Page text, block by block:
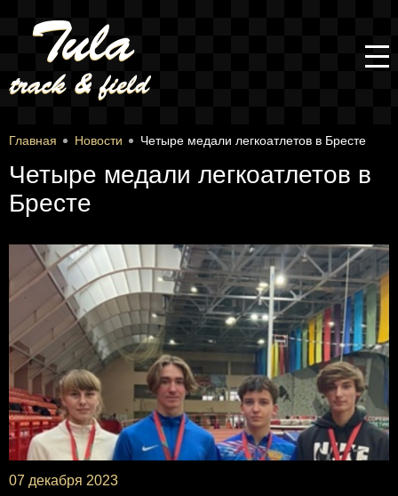
Главная Новости Четыре медали легкоатлетов в Бресте
Четыре медали легкоатлетов в
Бресте
07 декабря 2023